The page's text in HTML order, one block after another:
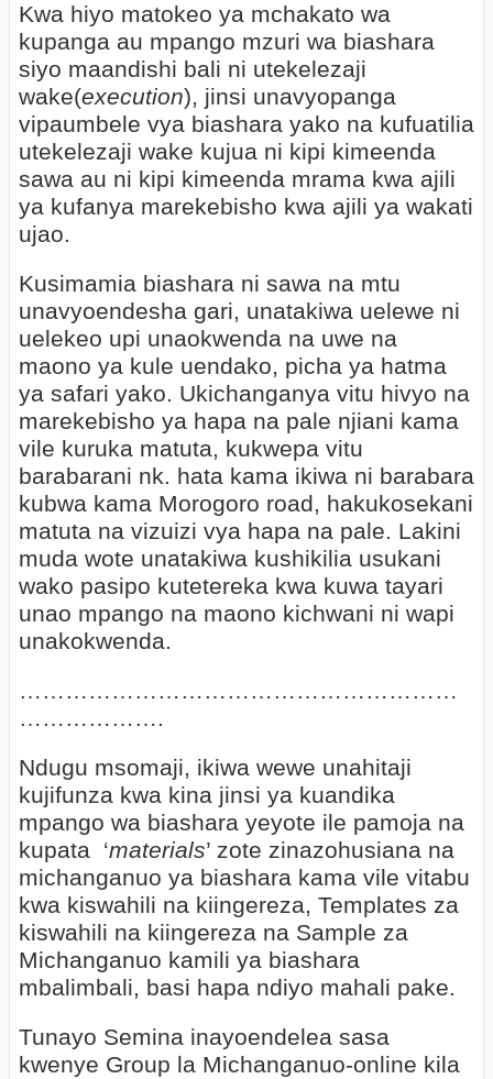
Kwa hiyo matokeo ya mchakato wa
kupanga au mpango mzuri wa biashara
siyo maandishi bali ni utekelezaji
wake(execution), jinsi unavyopanga
vipaumbele vya biashara yako na kufuatilia
utekelezaji wake kujua ni kipi kimeenda
sawa au ni kipi kimeenda mrama kwa ajili
ya kufanya marekebisho kwa ajili ya wakati
ujao.
Kusimamia biashara ni sawa na mtu
unavyoendesha gari, unatakiwa uelewe ni
uelekeo upi unaokwenda na uwe na
maono ya kule uendako, picha ya hatma
ya safari yako. Ukichanganya vitu hivyo na
marekebisho ya hapa na pale njiani kama
vile kuruka matuta, kukwepa vitu
barabarani nk. hata kama ikiwa ni barabara
kubwa kama Morogoro road, hakukosekani
matuta na vizuizi vya hapa na pale. Lakini
muda wote unatakiwa kushikilia usukani
wako pasipo kutetereka kwa kuwa tayari
unao mpango na maono kichwani ni wapi
unakokwenda.
…………………………………………………
……………….
Ndugu msomaji, ikiwa wewe unahitaji
kujifunza kwa kina jinsi ya kuandika
mpango wa biashara yeyote ile pamoja na
kupata ‘materials’ zote zinazohusiana na
michanganuo ya biashara kama vile vitabu
kwa kiswahili na kiingereza, Templates za
kiswahili na kiingereza na Sample za
Michanganuo kamili ya biashara
mbalimbali, basi hapa ndiyo mahali pake.
Tunayo Semina inayoendelea sasa
kwenye Group la Michanganuo-online kila